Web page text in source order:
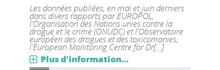
Les données publiées, en mai et juin derniers
dans divers rapports par EUROPOL,
l'Organisation des Nations unies contre la
drogue et le crime (ONUDC) et l'Observatoire
européen des drogues et des toxicomanies,
l'European Monitoring Centre for Dr[...]
Plus d'information...